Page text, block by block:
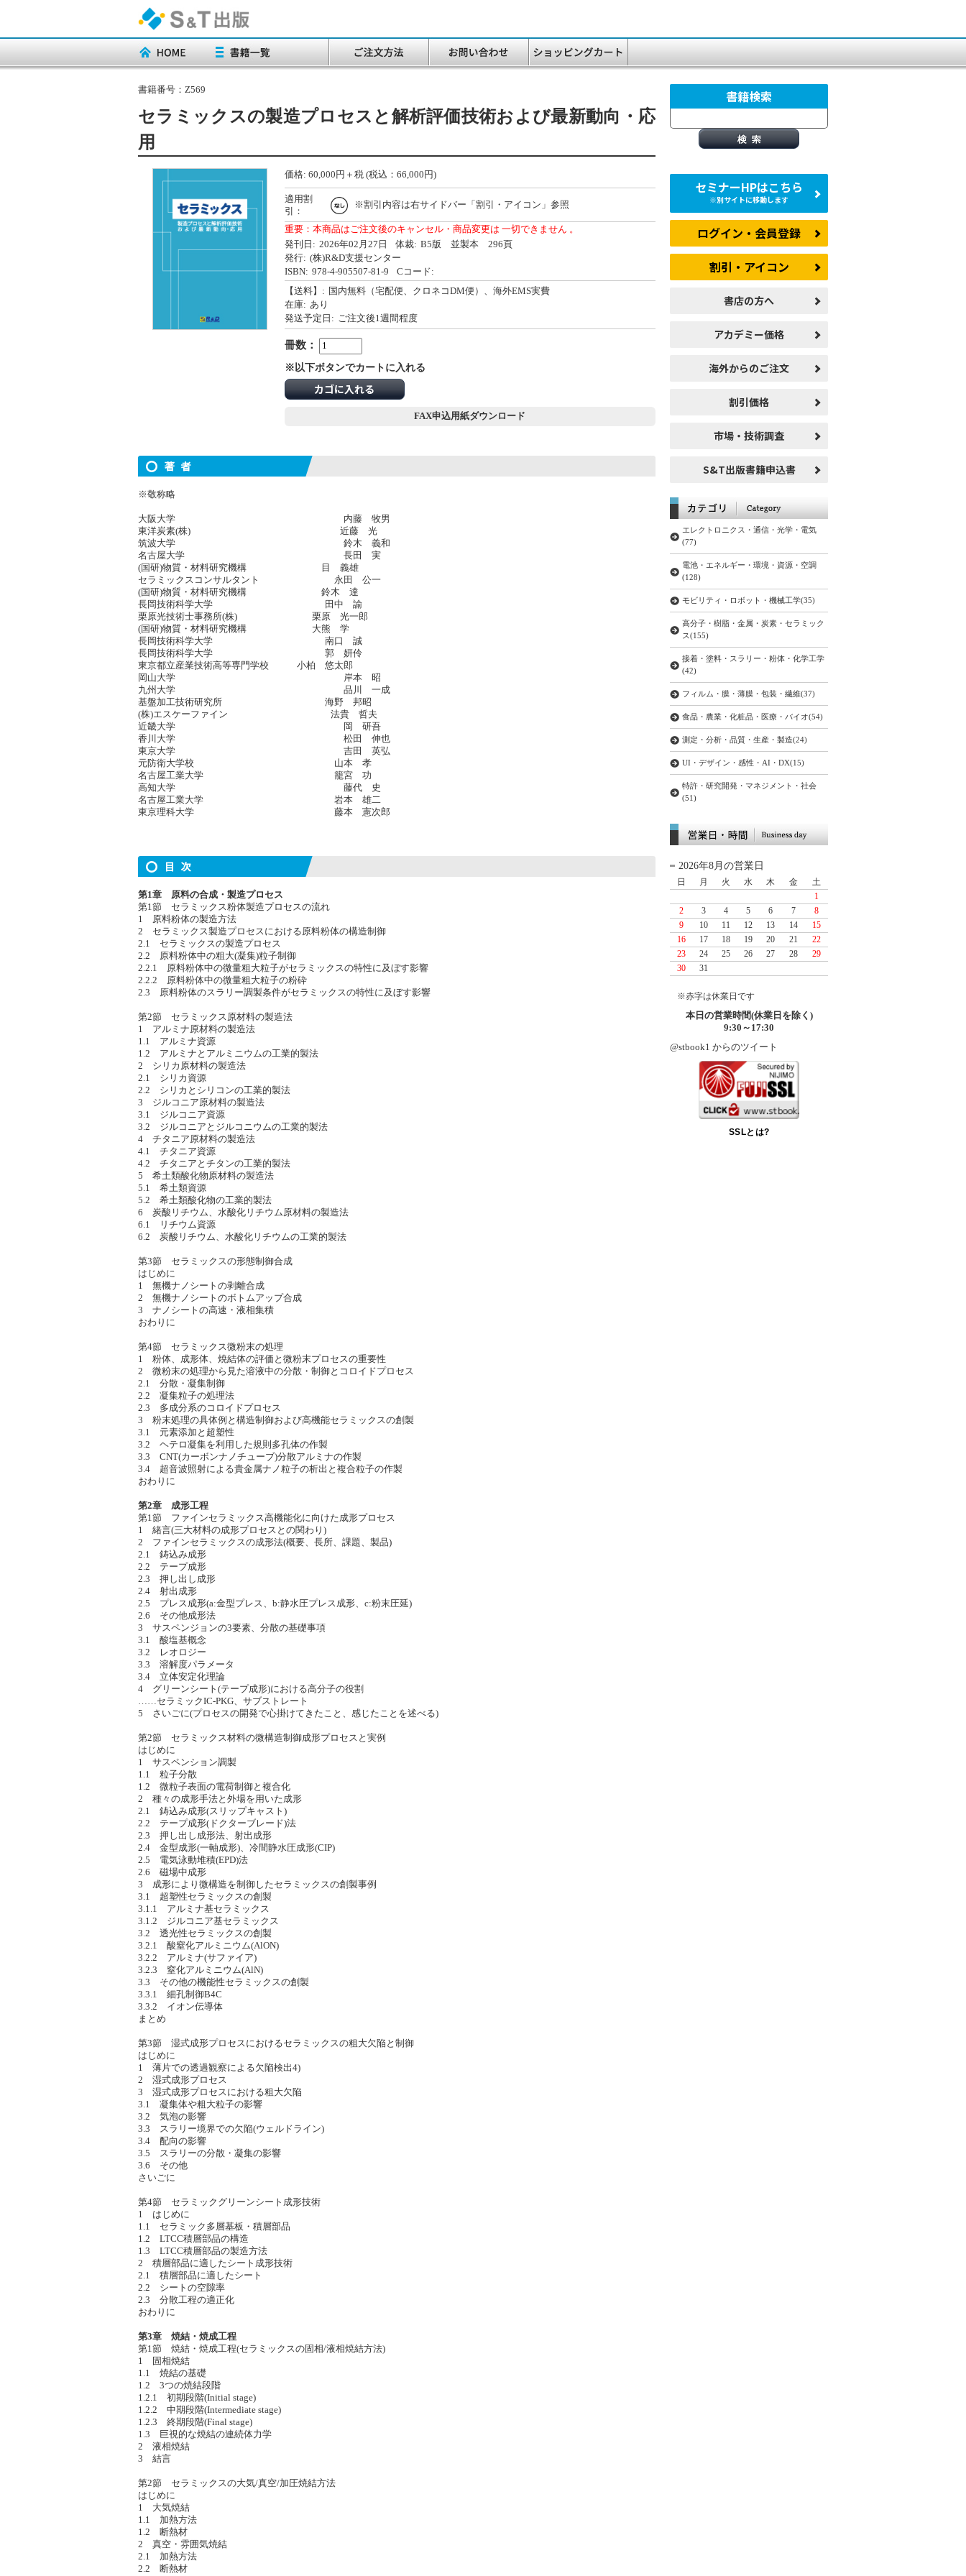
書籍番号： Z569
セラミックスの製造プロセスと解析評価技術および最新動向・応
用
価格: 60,000 円＋税 (税込：66,000円)
適用割
引：
※割引内容は右サイドバー「割引・アイコン」参照
重要：本商品はご注文後のキャンセル・商品変更は 一切できません 。
発刊日: 2026年02月27日 体裁: B5版 並製本 296頁
発行: (株)R&D支援センター
ISBN: 978-4-905507-81-9
Cコード:
【送料】: 国内無料（宅配便、クロネコDM便）、海外EMS実費
在庫: あり
発送予定日: ご注文後1週間程度
冊数：
※以下ボタンでカートに入れる
カゴに入れる
FAX申込用紙ダウンロード
※敬称略
大阪大学 内藤 牧男
東洋炭素(株) 近藤 光
筑波大学 鈴木 義和
名古屋大学 長田 実
(国研)物質・材料研究機構 目 義雄
セラミックスコンサルタント 永田 公一
(国研)物質・材料研究機構 鈴木 達
長岡技術科学大学 田中 諭
栗原光技術士事務所(株) 栗原 光一郎
(国研)物質・材料研究機構 大熊 学
長岡技術科学大学 南口 誠
長岡技術科学大学 郭 妍伶
東京都立産業技術高等専門学校 小柏 悠太郎
岡山大学 岸本 昭
九州大学 品川 一成
基盤加工技術研究所 海野 邦昭
(株)エスケーファイン 法貴 哲夫
近畿大学 岡 研吾
香川大学 松田 伸也
東京大学 吉田 英弘
元防衛大学校 山本 孝
名古屋工業大学 籠宮 功
高知大学 藤代 史
名古屋工業大学 岩本 雄二
東京理科大学 藤本 憲次郎
第1章 原料の合成・製造プロセス
第1節 セラミックス粉体製造プロセスの流れ
1 原料粉体の製造方法
2 セラミックス製造プロセスにおける原料粉体の構造制御
2.1 セラミックスの製造プロセス
2.2 原料粉体中の粗大(凝集)粒子制御
2.2.1 原料粉体中の微量粗大粒子がセラミックスの特性に及ぼす影響
2.2.2 原料粉体中の微量粗大粒子の粉砕
2.3 原料粉体のスラリー調製条件がセラミックスの特性に及ぼす影響
第2節 セラミックス原材料の製造法
1 アルミナ原材料の製造法
1.1 アルミナ資源
1.2 アルミナとアルミニウムの工業的製法
2 シリカ原材料の製造法
2.1 シリカ資源
2.2 シリカとシリコンの工業的製法
3 ジルコニア原材料の製造法
3.1 ジルコニア資源
3.2 ジルコニアとジルコニウムの工業的製法
4 チタニア原材料の製造法
4.1 チタニア資源
4.2 チタニアとチタンの工業的製法
5 希土類酸化物原材料の製造法
5.1 希土類資源
5.2 希土類酸化物の工業的製法
6 炭酸リチウム、水酸化リチウム原材料の製造法
6.1 リチウム資源
6.2 炭酸リチウム、水酸化リチウムの工業的製法
第3節 セラミックスの形態制御合成
はじめに
1 無機ナノシートの剥離合成
2 無機ナノシートのボトムアップ合成
3 ナノシートの高速・液相集積
おわりに
第4節 セラミックス微粉末の処理
1 粉体、成形体、焼結体の評価と微粉末プロセスの重要性
2 微粉末の処理から見た溶液中の分散・制御とコロイドプロセス
2.1 分散・凝集制御
2.2 凝集粒子の処理法
2.3 多成分系のコロイドプロセス
3 粉末処理の具体例と構造制御および高機能セラミックスの創製
3.1 元素添加と超塑性
3.2 ヘテロ凝集を利用した規則多孔体の作製
3.3 CNT(カーボンナノチューブ)分散アルミナの作製
3.4 超音波照射による貴金属ナノ粒子の析出と複合粒子の作製
おわりに
第2章 成形工程
第1節 ファインセラミックス高機能化に向けた成形プロセス
1 緒言(三大材料の成形プロセスとの関わり)
2 ファインセラミックスの成形法(概要、長所、課題、製品)
2.1 鋳込み成形
2.2 テープ成形
2.3 押し出し成形
2.4 射出成形
2.5 プレス成形(a:金型プレス、b:静水圧プレス成形、c:粉末圧延)
2.6 その他成形法
3 サスペンジョンの3要素、分散の基礎事項
3.1 酸塩基概念
3.2 レオロジー
3.3 溶解度パラメータ
3.4 立体安定化理論
4 グリーンシート(テープ成形)における高分子の役割
……セラミックIC-PKG、サブストレート
5 さいごに(プロセスの開発で心掛けてきたこと、感じたことを述べる)
第2節 セラミックス材料の微構造制御成形プロセスと実例
はじめに
1 サスペンション調製
1.1 粒子分散
1.2 微粒子表面の電荷制御と複合化
2 種々の成形手法と外場を用いた成形
2.1 鋳込み成形(スリップキャスト)
2.2 テープ成形(ドクターブレード)法
2.3 押し出し成形法、射出成形
2.4 金型成形(一軸成形)、冷間静水圧成形(CIP)
2.5 電気泳動堆積(EPD)法
2.6 磁場中成形
3 成形により微構造を制御したセラミックスの創製事例
3.1 超塑性セラミックスの創製
3.1.1 アルミナ基セラミックス
3.1.2 ジルコニア基セラミックス
3.2 透光性セラミックスの創製
3.2.1 酸窒化アルミニウム(AlON)
3.2.2 アルミナ(サファイア)
3.2.3 窒化アルミニウム(AlN)
3.3 その他の機能性セラミックスの創製
3.3.1 細孔制御B4C
3.3.2 イオン伝導体
まとめ
第3節 湿式成形プロセスにおけるセラミックスの粗大欠陥と制御
はじめに
1 薄片での透過観察による欠陥検出4)
2 湿式成形プロセス
3 湿式成形プロセスにおける粗大欠陥
3.1 凝集体や粗大粒子の影響
3.2 気泡の影響
3.3 スラリー境界での欠陥(ウェルドライン)
3.4 配向の影響
3.5 スラリーの分散・凝集の影響
3.6 その他
さいごに
第4節 セラミックグリーンシート成形技術
1 はじめに
1.1 セラミック多層基板・積層部品
1.2 LTCC積層部品の構造
1.3 LTCC積層部品の製造方法
2 積層部品に適したシート成形技術
2.1 積層部品に適したシート
2.2 シートの空隙率
2.3 分散工程の適正化
おわりに
第3章 焼結・焼成工程
第1節 焼結・焼成工程(セラミックスの固相/液相焼結方法)
1 固相焼結
1.1 焼結の基礎
1.2 3つの焼結段階
1.2.1 初期段階(Initial stage)
1.2.2 中期段階(Intermediate stage)
1.2.3 終期段階(Final stage)
1.3 巨視的な焼結の連続体力学
2 液相焼結
3 結言
第2節 セラミックスの大気/真空/加圧焼結方法
はじめに
1 大気焼結
1.1 加熱方法
1.2 断熱材
2 真空・雰囲気焼結
2.1 加熱方法
2.2 断熱材
書籍検索
セミナーHPはこちら
※別サイトに移動します
ログイン・会員登録
割引・アイコン
書店の方へ
アカデミー価格
海外からのご注文
割引価格
市場・技術調査
S&T出版書籍申込書
エレクトロニクス・通信・光学・電気
(77)
電池・エネルギー・環境・資源・空調
(128)
モビリティ・ロボット・機械工学(35)
高分子・樹脂・金属・炭素・セラミック
ス(155)
接着・塗料・スラリー・粉体・化学工学
(42)
フィルム・膜・薄膜・包装・繊維(37)
食品・農業・化粧品・医療・バイオ(54)
測定・分析・品質・生産・製造(24)
UI・デザイン・感性・AI・DX(15)
特許・研究開発・マネジメント・社会
(51)
2026年8月の営業日
日 月 火 水 木 金
土
1
2
3 4 5 6 7
8
9
10 11 12 13 14
15
16
17 18 19 20 21
22
23
24 25 26 27 28
29
30
31
※赤字は休業日です
本日の営業時間(休業日を除く)
9:30～17:30
@stbook1 からのツイート
SSLとは?